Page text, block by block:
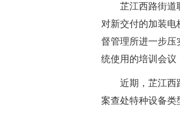
芷江西路街道
对新交付的加装
督管理所进一步压
统使用的培训会议
近期，芷江西
案查处特种设备类